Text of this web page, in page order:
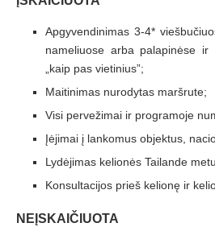
Apgyvendinimas 3-4*
nameliuose arba palapinėse ir
„kaip pas vietinius”;
Maitinimas nurodytas maršrute;
Visi pervežimai ir programoje
Įėjimai į lankomus objektus,
Lydėjimas kelionės Tailande
Konsultacijos prieš kelionę ir
NEĮSKAIČIUOTA